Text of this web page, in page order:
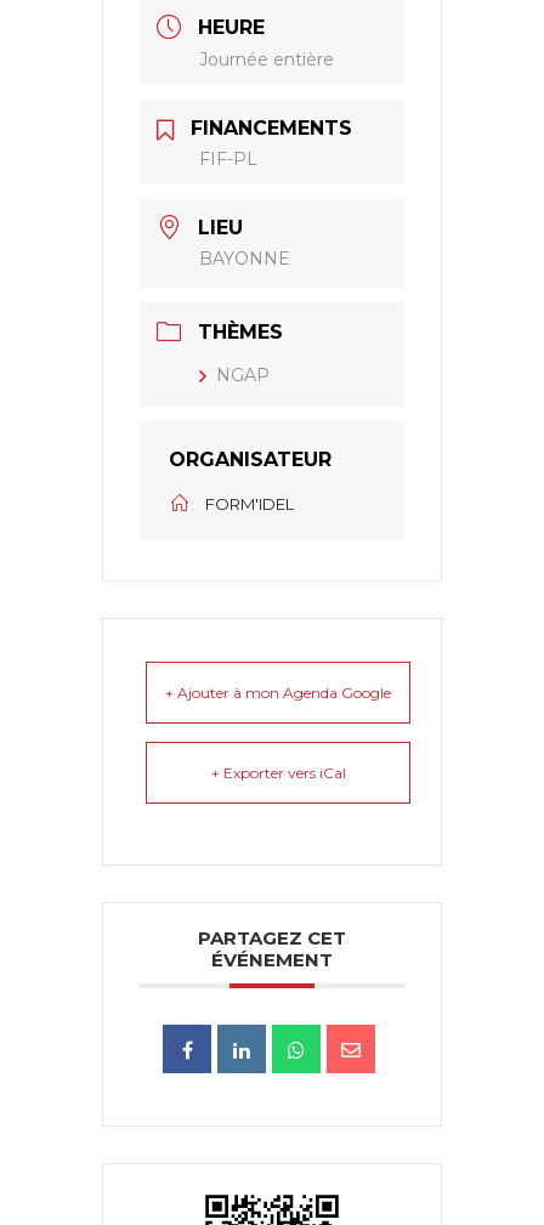
HEURE
Journée entière
FINANCEMENTS
FIF-PL
LIEU
BAYONNE
THÈMES
NGAP
ORGANISATEUR
FORM'IDEL
+ Ajouter à mon Agenda Google
+ Exporter vers iCal
PARTAGEZ CET
ÉVÉNEMENT